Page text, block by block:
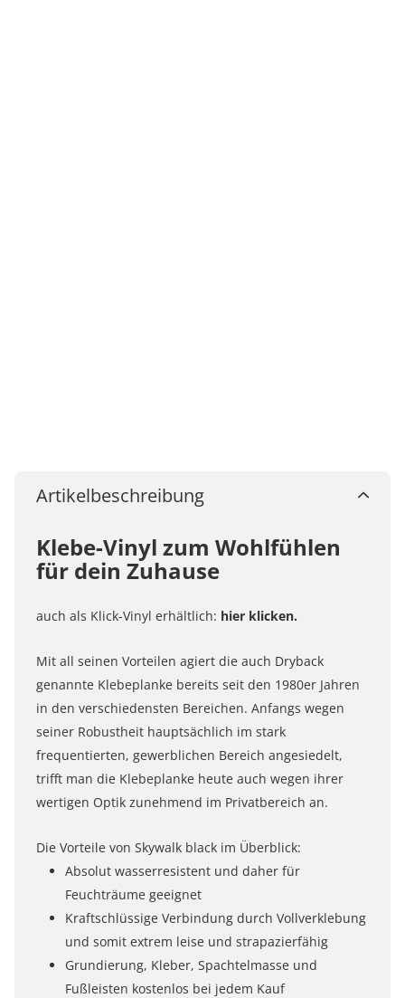
Artikelbeschreibung
Klebe-Vinyl zum Wohlfühlen
für dein Zuhause
auch als Klick-Vinyl erhältlich: hier klicken.
Mit all seinen Vorteilen agiert die auch Dryback
genannte Klebeplanke bereits seit den 1980er Jahren
in den verschiedensten Bereichen. Anfangs wegen
seiner Robustheit hauptsächlich im stark
frequentierten, gewerblichen Bereich angesiedelt,
trifft man die Klebeplanke heute auch wegen ihrer
wertigen Optik zunehmend im Privatbereich an.
Die Vorteile von Skywalk black im Überblick:
Absolut wasserresistent und daher für
Feuchträume geeignet
Kraftschlüssige Verbindung durch Vollverklebung
und somit extrem leise und strapazierfähig
Grundierung, Kleber, Spachtelmasse und
Fußleisten kostenlos bei jedem Kauf